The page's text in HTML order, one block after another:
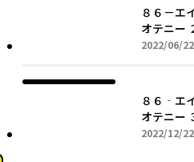
８６－エ
オテニー
2022/06/22
８６‐エ
オテニー
2022/12/22